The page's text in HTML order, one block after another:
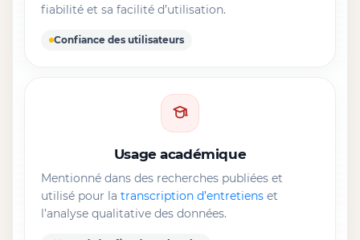
fiabilité et sa facilité d’utilisation.
Confiance des utilisateurs
Usage académique
Mentionné dans des recherches publiées et
utilisé pour la transcription d’entretiens et
l’analyse qualitative des données.